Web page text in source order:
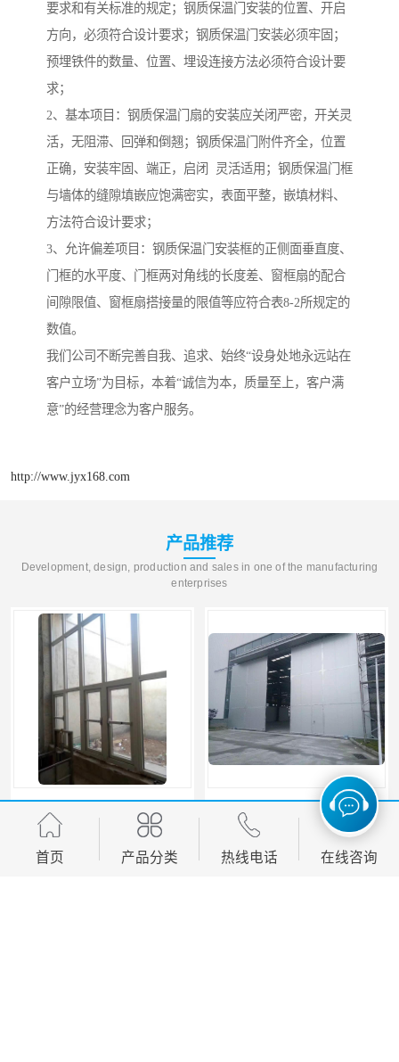
要求和有关标准的规定；钢质保温门安装的位置、开启
方向，必须符合设计要求；钢质保温门安装必须牢固；
预埋铁件的数量、位置、埋设连接方法必须符合设计要
求；
2、基本项目：钢质保温门扇的安装应关闭严密，开关灵
活，无阻滞、回弹和倒翘；钢质保温门附件齐全，位置
正确，安装牢固、端正，启闭 灵活适用；钢质保温门框
与墙体的缝隙填嵌应饱满密实，表面平整，嵌填材料、
方法符合设计要求；
3、允许偏差项目：钢质保温门安装框的正侧面垂直度、
门框的水平度、门框两对角线的长度差、窗框扇的配合
间隙限值、窗框扇搭接量的限值等应符合表8-2所规定的
数值。
我们公司不断完善自我、追求、始终“设身处地永远站在
客户立场”为目标，本着“诚信为本，质量至上，客户满
意”的经营理念为客户服务。
http://www.jyx168.com
产品推荐
Development, design, production and sales in one of the manufacturing
enterprises
黄山平移门加工 夹芯板平移门 电动推拉门
首页 产品分类 热线电话 在线咨询